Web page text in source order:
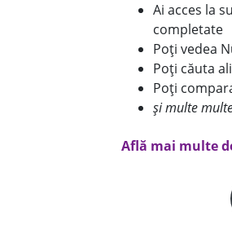
Ai acces la
completate
Poți vedea
Poți căuta
Poți
și multe
Află mai multe